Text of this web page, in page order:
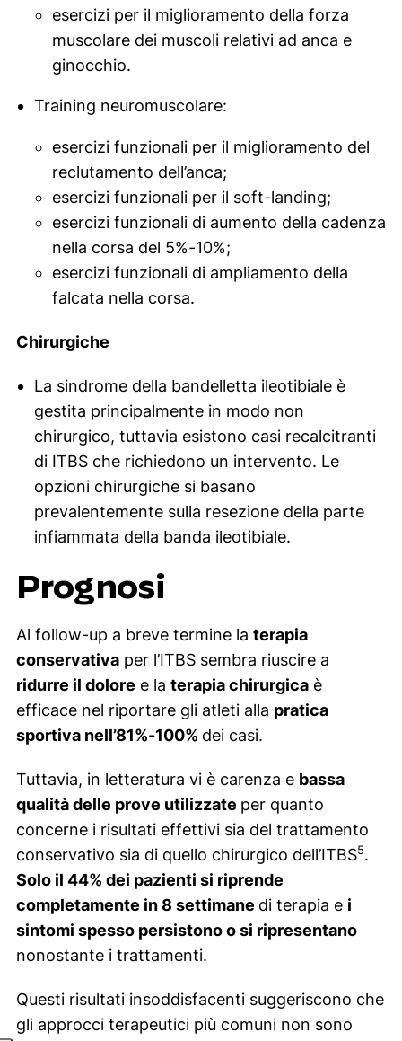
esercizi per il miglioramento della forza
muscolare dei muscoli relativi ad anca e
ginocchio.
Training neuromuscolare:
esercizi funzionali per il miglioramento del
reclutamento dell’anca;
esercizi funzionali per il soft-landing;
esercizi funzionali di aumento della cadenza
nella corsa del 5%-10%;
esercizi funzionali di ampliamento della
falcata nella corsa.
Chirurgiche
La sindrome della bandelletta ileotibiale è
gestita principalmente in modo non
chirurgico, tuttavia esistono casi recalcitranti
di ITBS che richiedono un intervento. Le
opzioni chirurgiche si basano
prevalentemente sulla resezione della parte
infiammata della banda ileotibiale.
Prognosi
Al follow-up a breve termine la terapia
conservativaper l’ITBS sembra riuscire a
ridurre il dolore e la terapia chirurgicaè
efficace nel riportare gli atleti alla pratica
sportiva nell’81%-100% dei casi.
Tuttavia, in letteratura vi è carenza e bassa
qualità delle prove utilizzate per quanto
concerne i risultati effettivi sia del trattamento
conservativo sia di quello chirurgico dell’ITBS5.
Solo il 44% dei pazienti si riprende
completamente in 8 settimane di terapia e i
sintomi spesso persistono o si ripresentano
nonostante i trattamenti.
Questi risultati insoddisfacenti suggeriscono che
gli approcci terapeutici più comuni non sono